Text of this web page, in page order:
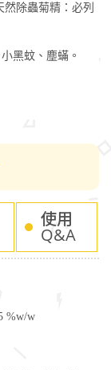
除蟲菊精：必列
黑蚊、塵蟎。
使用
Q&A
%w/w